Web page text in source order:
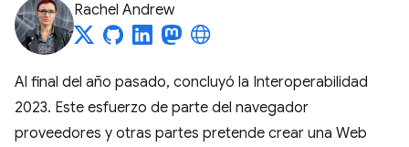
Rachel Andrew
Al final del año pasado, concluyó la Interoperabilidad
2023. Este esfuerzo de parte del navegador
proveedores y otras partes pretende crear una Web